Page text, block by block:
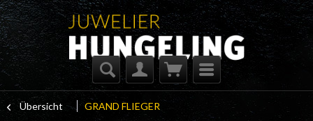
Übersicht GRAND FLIEGER